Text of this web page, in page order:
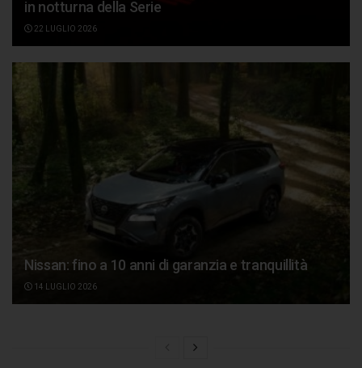
in notturna della Serie
22 LUGLIO 2026
Nissan: fino a 10 anni di garanzia e tranquillità
14 LUGLIO 2026